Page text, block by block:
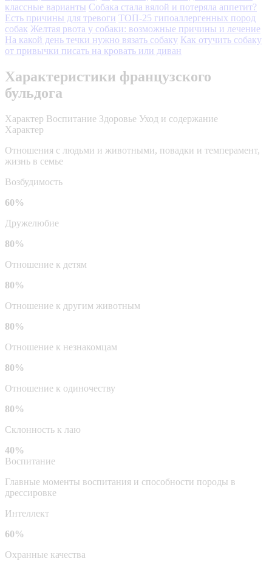
классные варианты Собака стала вялой и потеряла аппетит?
Есть причины для тревоги ТОП-25 гипоаллергенных пород
собак Желтая рвота у собаки: возможные причины и лечение
На какой день течки нужно вязать собаку Как отучить собаку
от привычки писать на кровать или диван
Характеристики французского
бульдога
Характер Воспитание Здоровье Уход и содержание
Характер
Отношения с людьми и животными, повадки и темперамент,
жизнь в семье
Возбудимость
60%
Дружелюбие
80%
Отношение к детям
80%
Отношение к другим животным
80%
Отношение к незнакомцам
80%
Отношение к одиночеству
80%
Склонность к лаю
40%
Воспитание
Главные моменты воспитания и способности породы в
дрессировке
Интеллект
60%
Охранные качества